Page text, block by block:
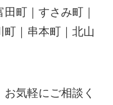
町｜すさみ町｜
町｜串本町｜北山
気軽にご相談く